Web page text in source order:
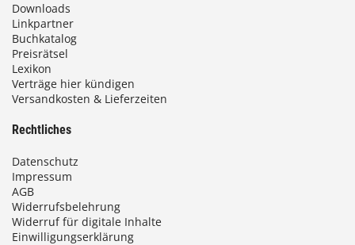
Downloads
Linkpartner
Buchkatalog
Preisrätsel
Lexikon
Verträge hier kündigen
Versandkosten & Lieferzeiten
Rechtliches
Datenschutz
Impressum
AGB
Widerrufsbelehrung
Widerruf für digitale Inhalte
Einwilligungserklärung